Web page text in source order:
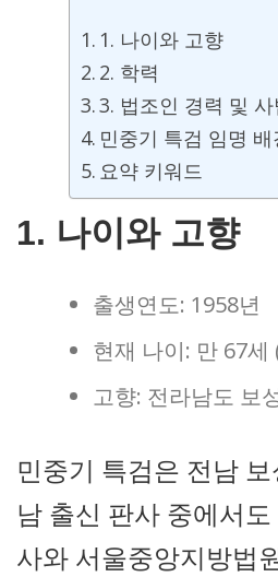
1. 나이와 고향
2. 학력
3. 법조인 경력 및
민중기 특검 임명 배
요약 키워드
1. 나이와 고향
출생연도: 1958년
현재 나이: 만 67세
고향: 전라남도 보
민중기 특검은 전남
남 출신 판사 중에서
사와 서울중앙지방법